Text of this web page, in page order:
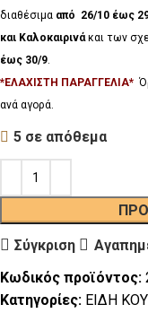
διαθέσιμα από 26/10 έως
και Καλοκαιρινάκαι των
έως 30/9.
*ΕΛΑΧΙΣΤΗ ΠΑΡΑΓΓΕΛΙΑ*
ανά αγορά.
5 σε απόθεμα
Σύγκριση
Κωδικός προϊόντος:
Κατηγορίες: ΕΙΔΗ